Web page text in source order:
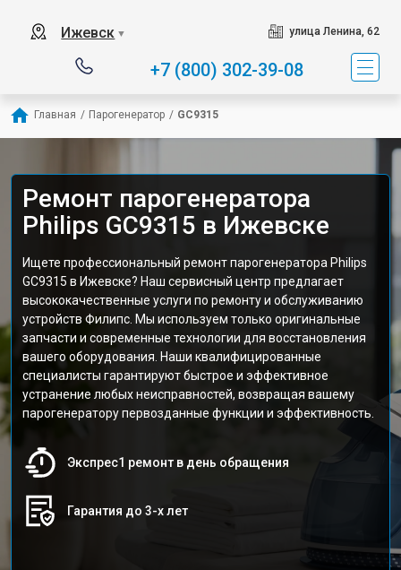
Ижевск ▼ улица Ленина, 62
+7 (800) 302-39-08
Главная / Парогенератор / GC9315
Ремонт парогенератора
Philips GC9315 в Ижевске
Ищете профессиональный ремонт парогенератора Philips
GC9315 в Ижевске? Наш сервисный центр предлагает
высококачественные услуги по ремонту и обслуживанию
устройств Филипс. Мы используем только оригинальные
запчасти и современные технологии для восстановления
вашего оборудования. Наши квалифицированные
специалисты гарантируют быстрое и эффективное
устранение любых неисправностей, возвращая вашему
парогенератору первозданные функции и эффективность.
Экспрес1 ремонт в день обращения
Гарантия до 3-х лет